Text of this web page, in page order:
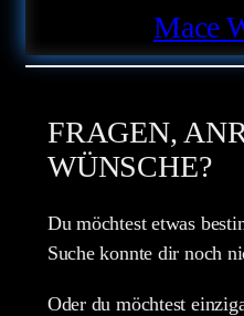
Mace
FRAGEN,
WÜNSCHE?
Du möchtest etwas
Suche konnte dir noch
Oder du möchtest